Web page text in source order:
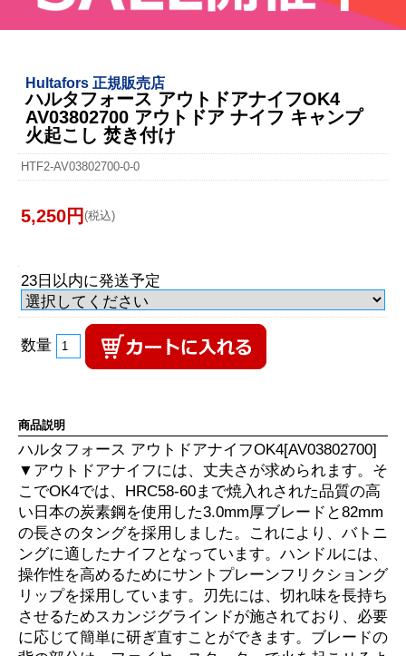
Hultafors 正規販売店
ハルタフォース アウトドアナイフOK4
AV03802700 アウトドア ナイフ キャンプ
火起こし 焚き付け
HTF2-AV03802700-0-0
5,250円 (税込)
23日以内に発送予定
数量
商品説明
ハルタフォース アウトドアナイフOK4[AV03802700]
▼アウトドアナイフには、丈夫さが求められます。そ
こでOK4では、HRC58-60まで焼入れされた品質の高
い日本の炭素鋼を使用した3.0mm厚ブレードと82mm
の長さのタングを採用しました。これにより、バトニ
ングに適したナイフとなっています。ハンドルには、
操作性を高めるためにサントプレーンフリクショング
リップを採用しています。刃先には、切れ味を長持ち
させるためスカンジグラインドが施されており、必要
に応じて簡単に研ぎ直すことができます。ブレードの